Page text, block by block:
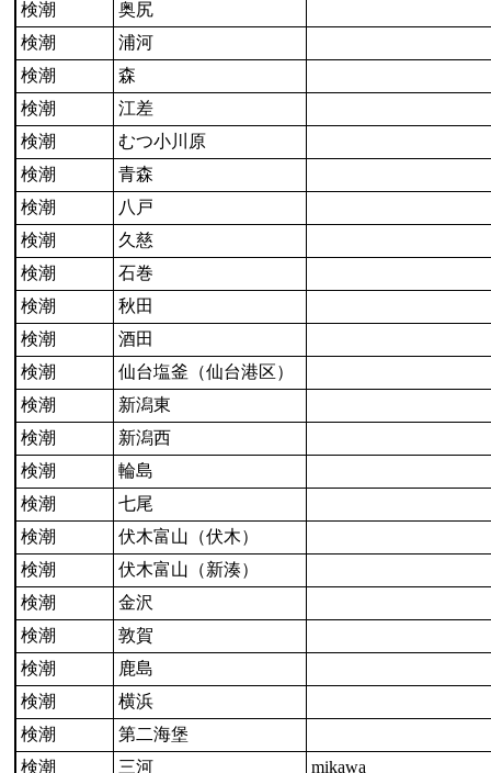
検潮
奥尻
検潮
浦河
検潮
森
検潮
江差
検潮
むつ小川原
検潮
青森
検潮
八戸
検潮
久慈
検潮
石巻
検潮
秋田
検潮
酒田
検潮
仙台塩釜（仙台港区）
検潮
新潟東
検潮
新潟西
検潮
輪島
検潮
七尾
検潮
伏木富山（伏木）
検潮
伏木富山（新湊）
検潮
金沢
検潮
敦賀
検潮
鹿島
検潮
横浜
検潮
第二海堡
検潮
三河
mikawa